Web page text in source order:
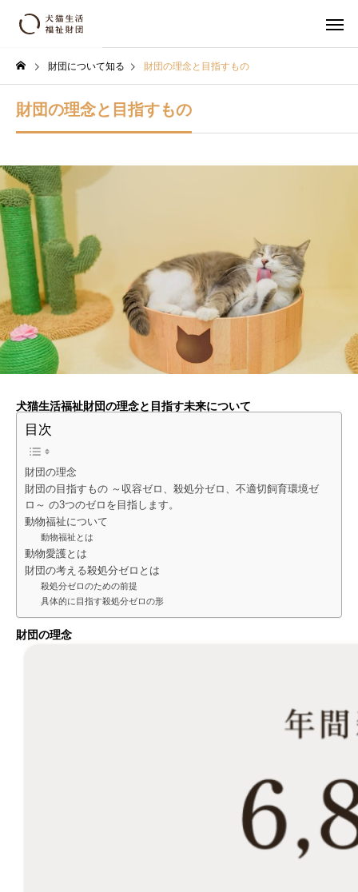
財団について知る 財団の理念と目指すもの
財団の理念と目指すもの
犬猫生活福祉財団の理念と目指す未来について
目次
財団の理念
財団の目指すもの ～収容ゼロ、殺処分ゼロ、不適切飼育環境ゼ
ロ～ の3つのゼロを目指します。
動物福祉について
動物福祉とは
動物愛護とは
財団の考える殺処分ゼロとは
殺処分ゼロのための前提
具体的に目指す殺処分ゼロの形
財団の理念